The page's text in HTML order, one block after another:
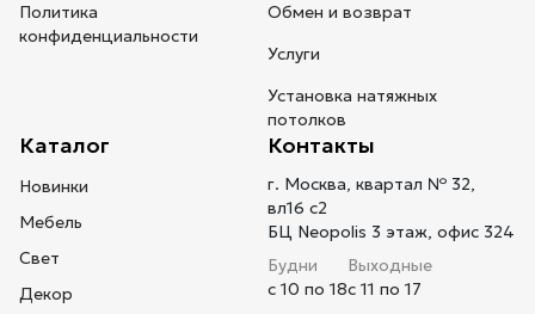
Политика
конфиденциальности
Обмен и возврат
Услуги
Установка натяжных
потолков
Каталог
Новинки
Мебель
Свет
Декор
Контакты
г. Москва, квартал № 32,
вл16 с2
БЦ Neopolis 3 этаж, офис 324
Будни
с 10 по 18
Выходные
с 11 по 17